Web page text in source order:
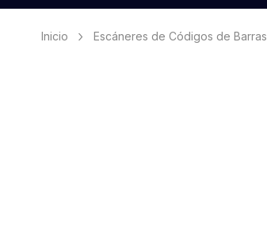
Inicio Escáneres de Códigos de Barras